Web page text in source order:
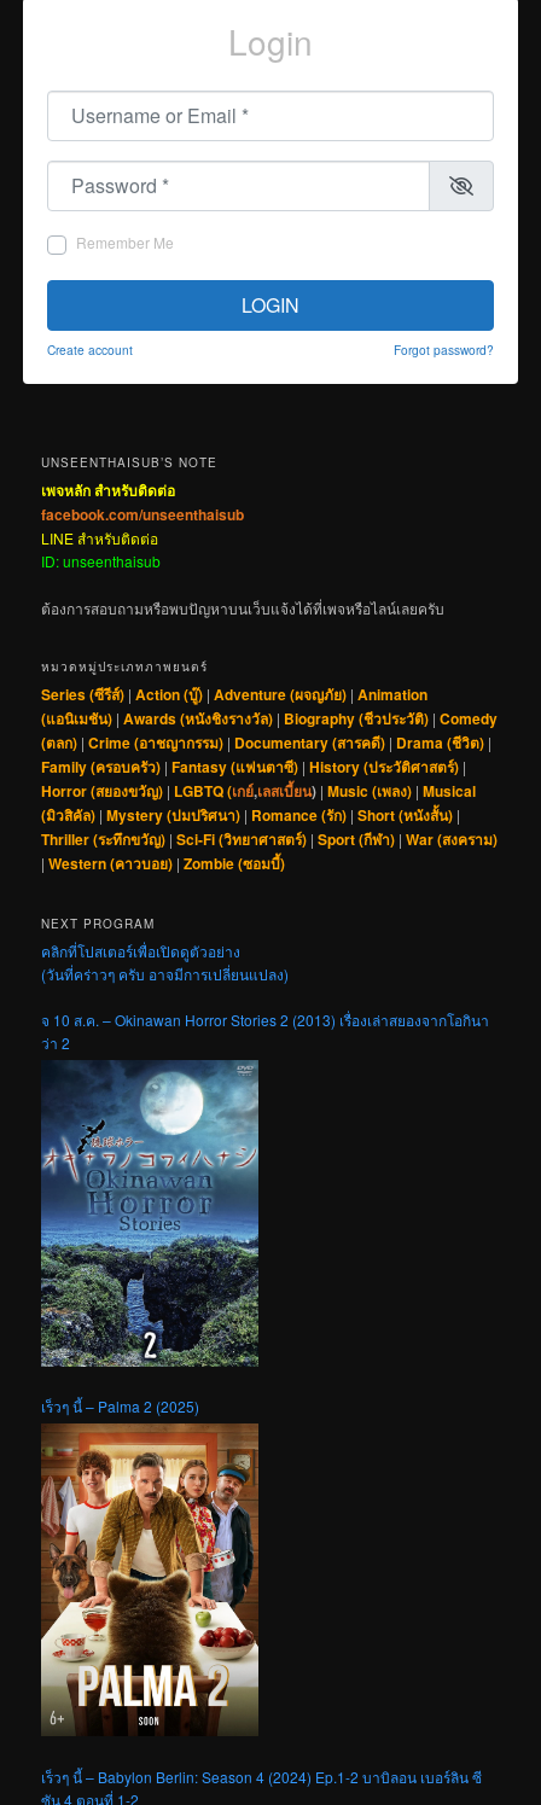
Login
Username or Email
Password
Remember Me
LOGIN
Create account Forgot password?
UNSEENTHAISUB’S NOTE
เพจหลัก สำหรับติดต่อ
facebook.com/unseenthaisub
LINE สำหรับติดต่อ
ID: unseenthaisub
ต้องการสอบถามหรือพบปัญหาบนเว็บแจ้งได้ที่เพจหรือไลน์เลยครับ
หมวดหมู่ประเภทภาพยนตร์
Series (ซีรีส์) |Action (บู๊) |Adventure (ผจญภัย) |Animation
(แอนิเมชัน) |Awards (หนังชิงรางวัล) | Biography (ชีวประวัติ) |Comedy
(ตลก) |Crime (อาชญากรรม) | Documentary (สารคดี) | Drama (ชีวิต) |
Family (ครอบครัว) |Fantasy (แฟนตาซี) |History (ประวัติศาสตร์) |
Horror (สยองขวัญ) | LGBTQ (เกย์,เลสเบี้ยน) |Music (เพลง) |Musical
(มิวสิคัล) |Mystery (ปมปริศนา) | Romance (รัก) |Short (หนังสั้น) |
Thriller (ระทึกขวัญ) |Sci-Fi (วิทยาศาสตร์) |Sport (กีฬา) |War (สงคราม)
|Western (คาวบอย) |Zombie (ซอมบี้)
NEXT PROGRAM
คลิกที่โปสเตอร์เพื่อเปิดดูตัวอย่าง
(วันที่คร่าวๆ ครับ อาจมีการเปลี่ยนแปลง)
จ 10 ส.ค. – Okinawan Horror Stories 2 (2013) เรื่องเล่าสยองจากโอกินา
ว่า 2
เร็วๆ นี้ – Palma 2 (2025)
เร็วๆ นี้ – Babylon Berlin: Season 4 (2024) Ep.1-2 บาบิลอน เบอร์ลิน ซี
ซัน 4 ตอนที่ 1-2